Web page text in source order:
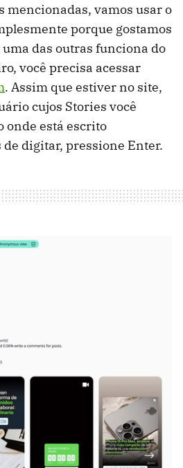
mencionadas, vamos usar o
porque gostamos
das outras funciona do
você precisa acessar
. Assim que estiver no site,
cujos Stories você
onde está escrito
de digitar, pressione Enter.